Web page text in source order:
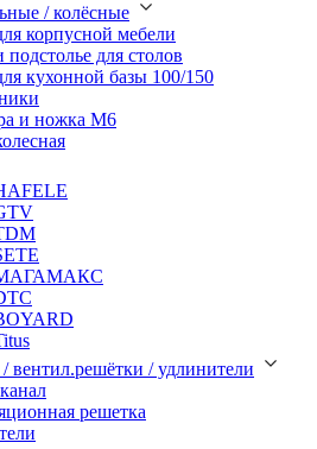
/ колёсные
корпусной мебели
для столов
кухонной базы 100/150
и ножка М6
вентил.решётки / удлинители
решетка